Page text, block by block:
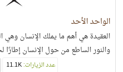
الواحد الأحد
العقيدة هي أهم ما يملك الإنسان وهي
والنور الساطع من حول الإنسان إطارًا
عدد الزيارات:11.1K